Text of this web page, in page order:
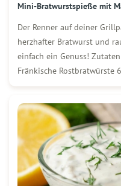
Mini-Bratwurstspieße mit
Der Renner auf deiner
herzhafter Bratwurst und
einfach ein Genuss!
Fränkische Rostbratwürste
Spieße oder Zahnstocher